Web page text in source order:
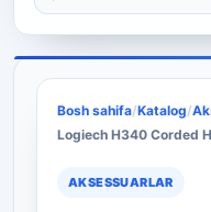
Bosh sahifa/Katalog/
Logiech H340 Corded
AKSESSUARLAR